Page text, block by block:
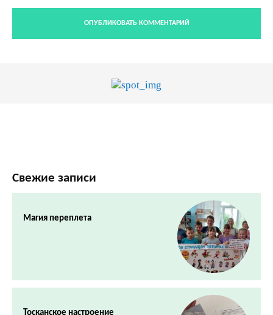
Свежие записи
Магия переплета
Тосканское настроение